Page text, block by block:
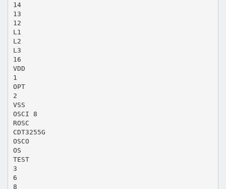
14
13
12
L1
L2
L3
16
VDD
1
OPT
2
VSS
OSCI 8
ROSC
CDT3255G
OSCO
OS
TEST
3
6